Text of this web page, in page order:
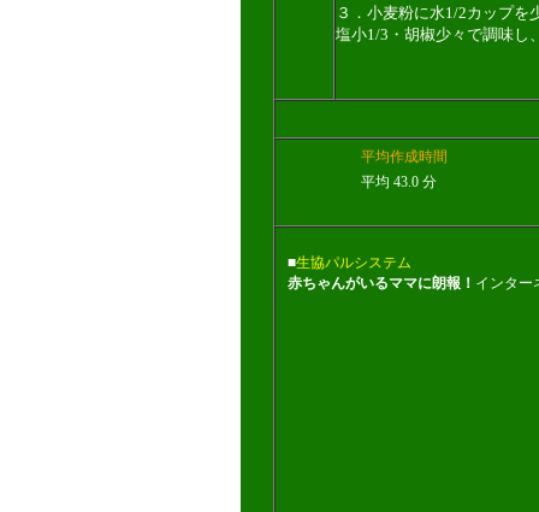
３．小麦粉に水1/2カップを
塩小1/3・胡椒少々で調味し
平均作成時間
平均 43.0 分
■生協パルシステム
赤ちゃんがいるママに朗報！ インター